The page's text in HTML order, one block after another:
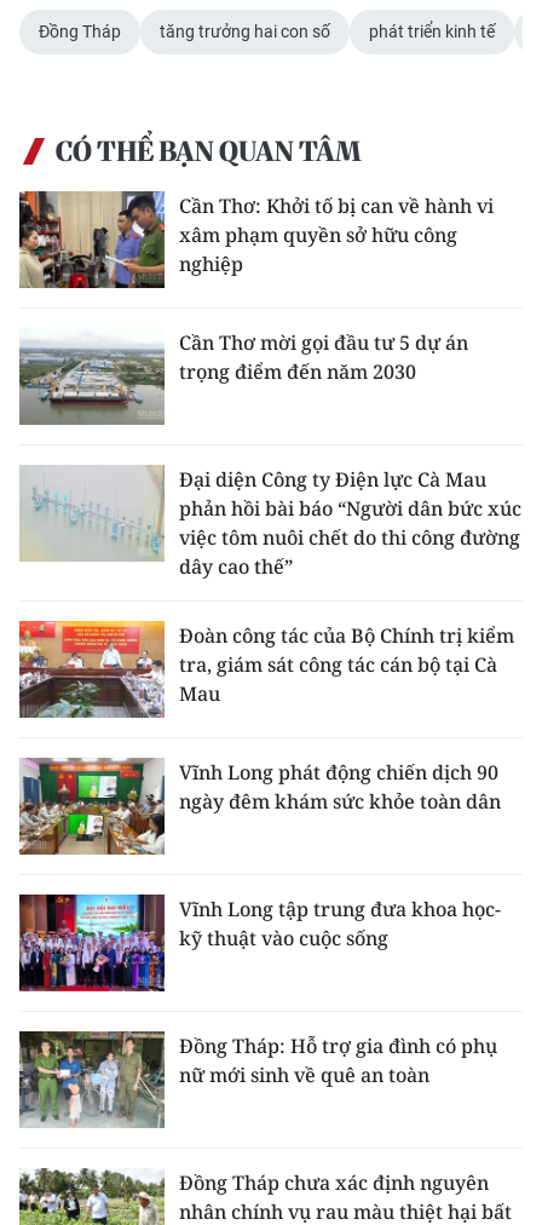
Đồng Tháp tăng trưởng hai con số phát triển kinh tế
CÓ THỂ BẠN QUAN TÂM
Cần Thơ: Khởi tố bị can về hành vi
xâm phạm quyền sở hữu công
nghiệp
Cần Thơ mời gọi đầu tư 5 dự án
trọng điểm đến năm 2030
Đại diện Công ty Điện lực Cà Mau
phản hồi bài báo “Người dân bức xúc
việc tôm nuôi chết do thi công đường
dây cao thế”
Đoàn công tác của Bộ Chính trị kiểm
tra, giám sát công tác cán bộ tại Cà
Mau
Vĩnh Long phát động chiến dịch 90
ngày đêm khám sức khỏe toàn dân
Vĩnh Long tập trung đưa khoa học-
kỹ thuật vào cuộc sống
Đồng Tháp: Hỗ trợ gia đình có phụ
nữ mới sinh về quê an toàn
Đồng Tháp chưa xác định nguyên
nhân chính vụ rau màu thiệt hại bất